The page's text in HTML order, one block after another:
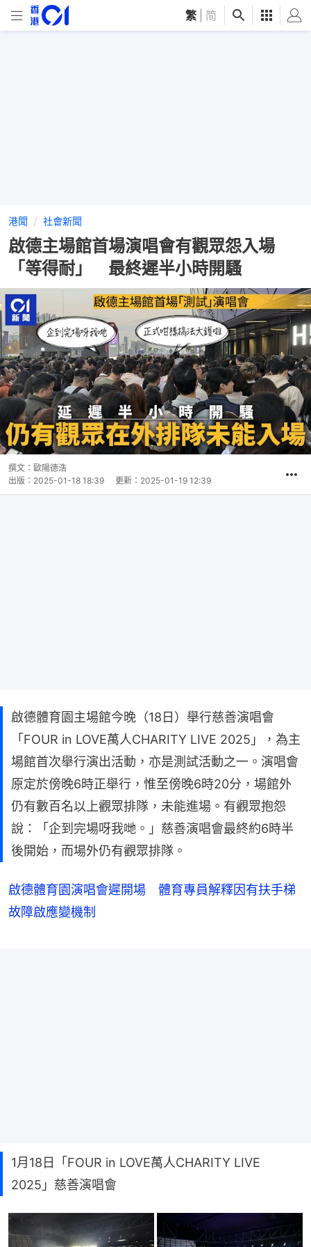
繁 简
港聞 社會新聞
啟德主場館首場演唱會有觀眾怨入場
「等得耐」 最終遲半小時開騷
撰文： 歐陽德浩
出版： 2025-01-18 18:39 更新： 2025-01-19 12:39
啟德體育園主場館今晚（18日）舉行慈善演唱會
「FOUR in LOVE萬人CHARITY LIVE 2025」，為主
場館首次舉行演出活動，亦是測試活動之一。演唱會
原定於傍晚6時正舉行，惟至傍晚6時20分，場館外
仍有數百名以上觀眾排隊，未能進場。有觀眾抱怨
說：「企到完場呀我哋。」慈善演唱會最終約6時半
後開始，而場外仍有觀眾排隊。
啟德體育園演唱會遲開場 體育專員解釋因有扶手梯
故障啟應變機制
1月18日「FOUR in LOVE萬人CHARITY LIVE
2025」慈善演唱會